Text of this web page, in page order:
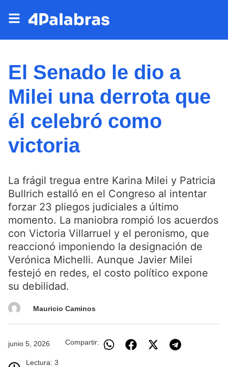
El Senado le dio a
Milei una derrota que
él celebró como
victoria
La frágil tregua entre Karina Milei y Patricia
Bullrich estalló en el Congreso al intentar
forzar 23 pliegos judiciales a último
momento. La maniobra rompió los acuerdos
con Victoria Villarruel y el peronismo, que
reaccionó imponiendo la designación de
Verónica Michelli. Aunque Javier Milei
festejó en redes, el costo político expone
su debilidad.
Mauricio Caminos
junio 5, 2026
Lectura: 3
Compartir: